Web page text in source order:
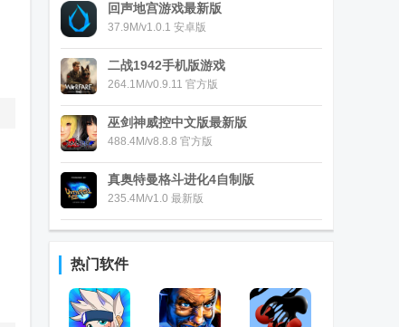
回声地宫游戏最新版
37.9M/v1.0.1 安卓版
二战1942手机版游戏
264.1M/v0.9.11 官方版
巫剑神威控中文版最新版
488.4M/v8.8.8 官方版
真奥特曼格斗进化4自制版
235.4M/v1.0 最新版
热门软件